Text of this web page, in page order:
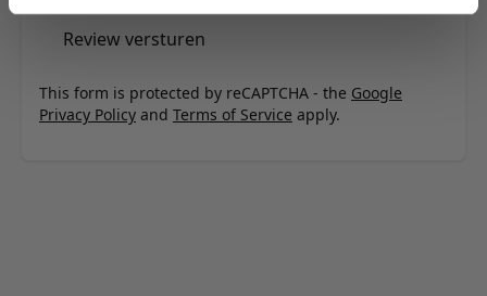
Review versturen
This form is protected by reCAPTCHA - the Google
Privacy Policy and Terms of Service apply.